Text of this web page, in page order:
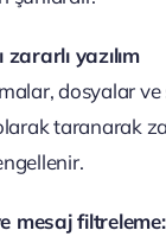
yazılım
dosyalar ve
taranarak
mesaj filtreleme: